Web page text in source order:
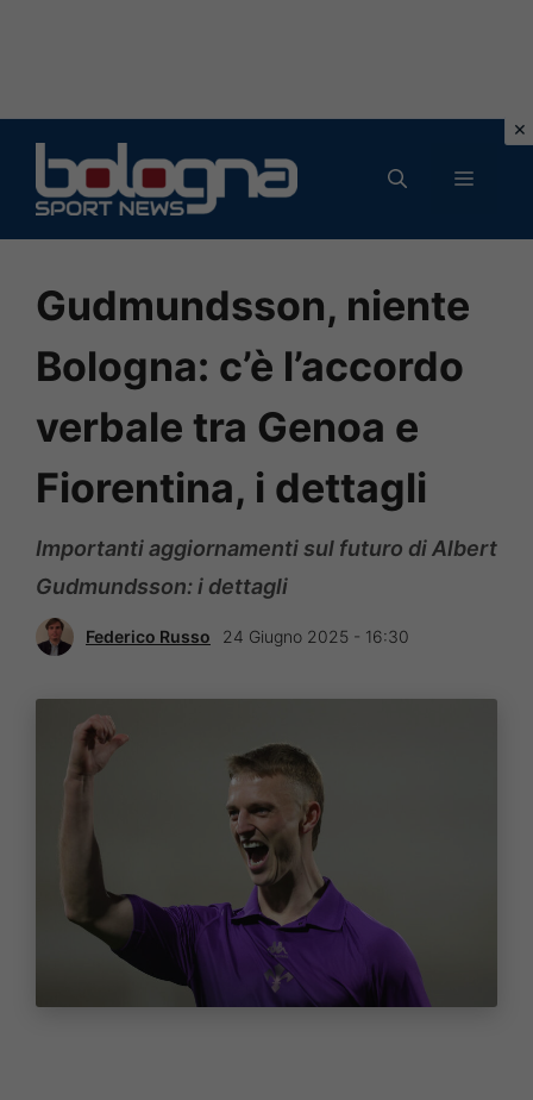
contenuto
MENU
Gudmundsson, niente
Bologna: c’è l’accordo
verbale tra Genoa e
Fiorentina, i dettagli
Importanti aggiornamenti sul futuro di Albert
Gudmundsson: i dettagli
Federico Russo 24 Giugno 2025 - 16:30